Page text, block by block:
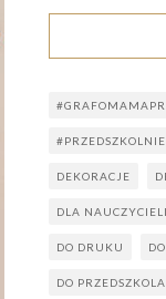
#PRZEDSZKOLNIE
DEKORACJE
DLA NAUCZYCIELI
DO DRUKU
DO PRZEDSZKOLA